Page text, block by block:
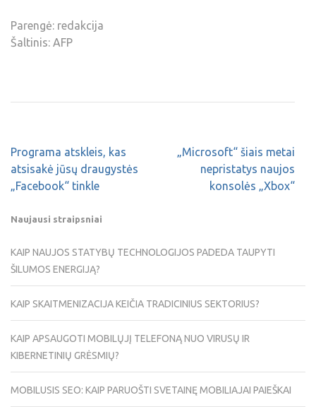
Parengė: redakcija
Šaltinis: AFP
Programa atskleis, kas
atsisakė jūsų draugystės
„Facebook“ tinkle
„Microsoft“ šiais metai
nepristatys naujos
konsolės „Xbox“
Naujausi straipsniai
KAIP NAUJOS STATYBŲ TECHNOLOGIJOS PADEDA TAUPYTI
ŠILUMOS ENERGIJĄ?
KAIP SKAITMENIZACIJA KEIČIA TRADICINIUS SEKTORIUS?
KAIP APSAUGOTI MOBILŲJĮ TELEFONĄ NUO VIRUSŲ IR
KIBERNETINIŲ GRĖSMIŲ?
MOBILUSIS SEO: KAIP PARUOŠTI SVETAINĘ MOBILIAJAI PAIEŠKAI